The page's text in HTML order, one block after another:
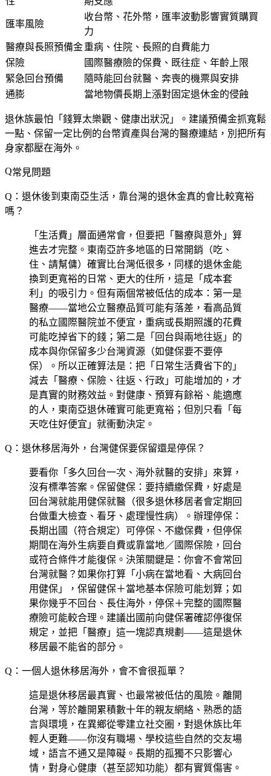
匯率風險
收台幣、花外幣，匯率波動影響實質購買
力
醫療與長照預備金重病、住院、長照的自費能力
保險
國際醫療險的保費、既往症、年齡上限
緊急回台預備
隨時能回台就醫、奔喪的機票與安排
通膨
當地物價長期上漲對固定退休金的侵蝕
退休族最怕「錢算太樂觀、健康出狀況」。建議預備金抓寬鬆
一點、保留一定比例的台幣資產與台灣的醫療連結，別把所有
身家都壓在海外。
常見問題
Q：退休後到東南亞生活，靠台灣的退休金真的會比較寬裕
嗎？
「生活費」層面通常會，但要把「醫療與意外」算
進去才完整。東南亞許多地區的日常開銷（吃、
住、請幫傭）確實比台灣低很多，同樣的退休金能
換到更寬裕的日常、更大的住所，這是「成本套
利」的吸引力。但有兩個常被低估的成本：第一是
醫療——當地公立醫療品質可能有落差，看高品質
的私立國際醫院並不便宜，重病或長期照護的花費
可能吃掉省下的錢；第二是「回台與兩地往返」的
成本與你保留多少台灣資源（如健保要不要停
保）。所以正確算法是：把「日常生活費省下的」
減去「醫療、保險、往返、行政」可能增加的，才
是真實的財務效益。對健康、預算有餘裕、能適應
的人，東南亞退休確實可能更寬裕；但別只看「每
天吃住好便宜」就衝動決定。
Q：退休移居海外，台灣健保要保留還是停保？
要看你「多久回台一次、海外就醫的安排」來算，
沒有標準答案。保留健保：要持續繳保費，好處是
回台灣就能用健保就醫（很多退休移居者會定期回
台做重大檢查、看牙、處理慢性病）。辦理停保：
長期出國（符合規定）可停保、不繳保費，但停保
期間在海外生病要自費或靠當地／國際保險，回台
或符合條件才能復保。決策關鍵是：你會不會常回
台灣就醫？如果你打算「小病在當地看、大病回台
用健保」，保留健保＋當地基本保險可能划算；如
果你幾乎不回台、長住海外，停保＋完整的國際醫
療險可能較合理。建議出國前向健保署確認停復保
規定，並把「醫療」這一塊認真規劃——這是退休
移居最不能省的部分。
Q：一個人退休移居海外，會不會很孤單？
這是退休移居最真實、也最常被低估的風險。離開
台灣，等於離開累積數十年的親友網絡、熟悉的語
言與環境，在異鄉從零建立社交圈，對退休族比年
輕人更難——你沒有職場、學校這些自然的交友場
域，語言不通又是障礙。長期的孤獨不只影響心
情，對身心健康（甚至認知功能）都有實質傷害。